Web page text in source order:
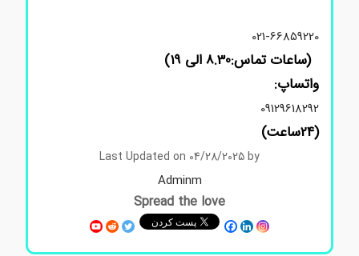
021-66859220
(ساعات تماس:8.30 الی 19)
واتساپ:
09129618292
Last Updated on 04/28/2025 by
Adminm
Spread the love